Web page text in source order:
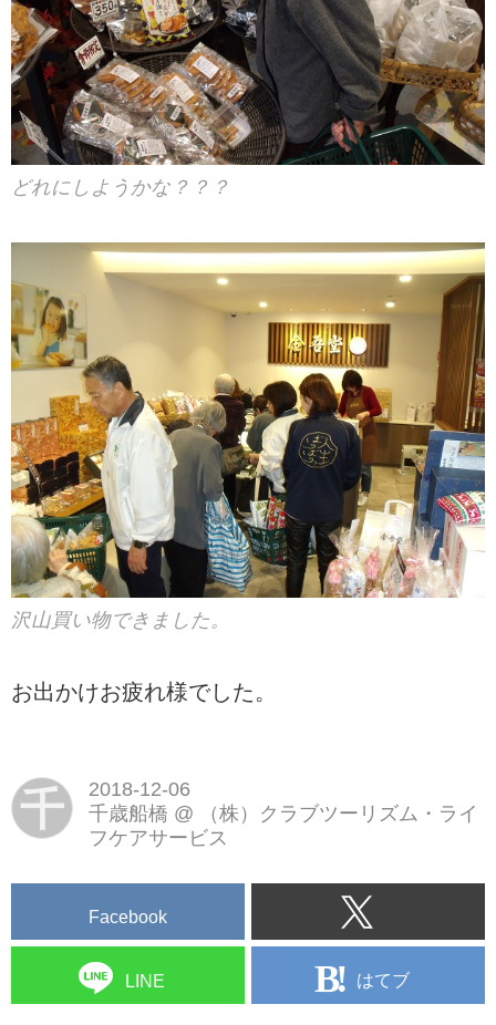
どれにしようかな？？？
沢山買い物できました。
お出かけお疲れ様でした。
千
2018-12-06
千歳船橋 @
（株）クラブツーリズム・ライ
フケアサービス
Facebook
LINE はてブ